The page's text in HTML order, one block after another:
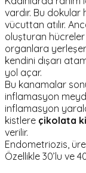
vardır. Bu
vücuttan atılır.
oluşturan
organlara
kendini dışarı
yol açar.
Bu kanamalar
inflamasyon
inflamasyon
kistlere çikolata
verilir.
Endometriozis,
Özellikle 30’lu ve